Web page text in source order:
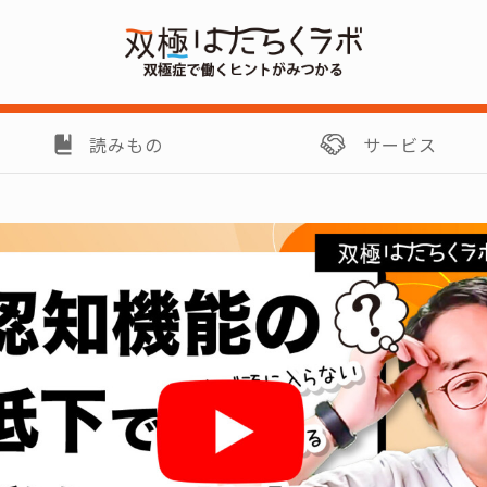
読みもの サービス